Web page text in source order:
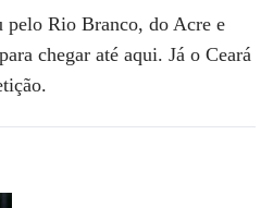
pelo Rio Branco, do Acre e
chegar até aqui. Já o Ceará